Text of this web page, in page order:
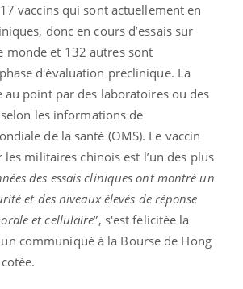
vaccins qui sont actuellement en
donc en cours d’essais sur
monde et 132 autres sont
d'évaluation préclinique. La
au point par des laboratoires ou des
les informations de
de la santé (OMS). Le vaccin
les militaires chinois est l’un des plus
des essais cliniques ont montré un
et des niveaux élevés de réponse
et cellulaire”, s'est félicitée la
communiqué à la Bourse de Hong